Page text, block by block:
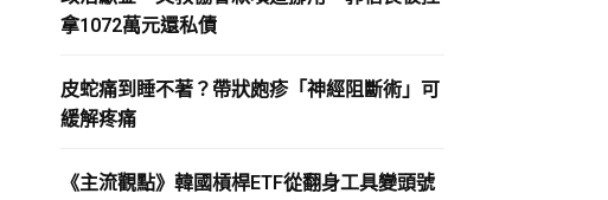
拿1072萬元還私債
皮蛇痛到睡不著？帶狀皰疹「神經阻斷術」可
緩解疼痛
《主流觀點》韓國槓桿ETF從翻身工具變頭號